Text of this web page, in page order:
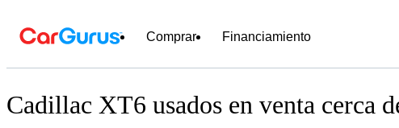
Comprar Financiamiento
Cadillac XT6 usados en venta cerca